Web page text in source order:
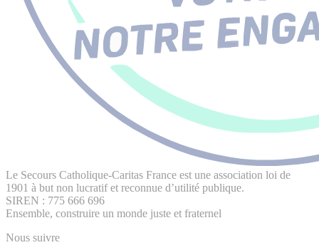
Le Secours Catholique-Caritas France est une association loi de
1901 à but non lucratif et reconnue d’utilité publique.
SIREN : 775 666 696
Ensemble, construire un monde juste et fraternel
Nous suivre